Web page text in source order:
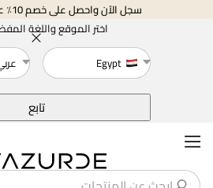
سجل الآن واحصل على خصم 10٪ على طلبك الأول *
اختر الموقع واللغة
Egypt
تابع